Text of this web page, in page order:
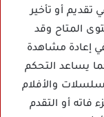
أو تأخير
المتاح وقد
إعادة مشاهدة
يساعد التحكم
والأفلام
فاته أو التقدم